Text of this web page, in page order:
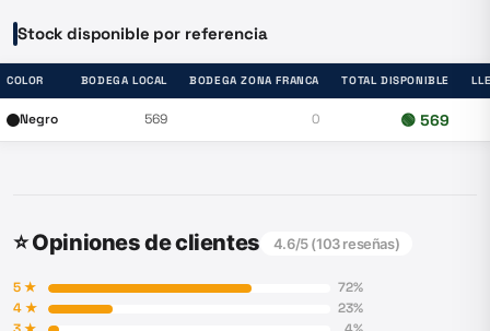
Stock disponible por referencia
COLOR BODEGA LOCAL BODEGA ZONA FRANCA TOTAL DISPONIBLE
Negro 569 0 🟢 569
⭐ Opiniones de clientes 4.6/5 (103reseñas)
5★ 72%
4★ 23%